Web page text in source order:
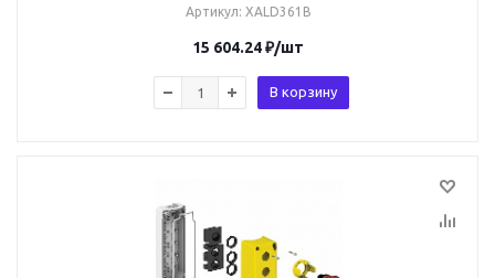
Артикул: XALD361B
15 604.24₽/шт
В корзину